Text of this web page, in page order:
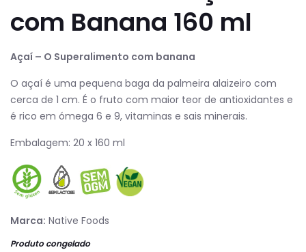
com Banana 160 ml
Açaí – O Superalimento com banana
O açaí é uma pequena baga da palmeira alaizeiro com
cerca de 1 cm. É o fruto com maior teor de antioxidantes e
é rico em ómega 6 e 9, vitaminas e sais minerais.
Embalagem: 20 x 160 ml
Marca: Native Foods
Produto congelado